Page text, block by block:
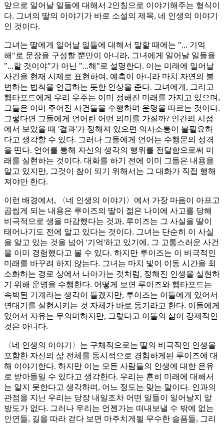
앞으로 일어날 일들에 대해서 2인칭으로 이야기해주는 형식이
다. 그녀의 딸의 이야기가 바로 소설의 제목, 네 인생의 이야기
인 것이다.
그녀는 딸에게 일어날 일들에 대해서 말할 때에는 "... 기억
해"로 문장을 구성할 뿐만이 아니라, 그녀에게 일어날 일들을
"...할 것이야"가 아닌 "...해"로 설명한다. 이는 미래에 일어날
사건을 현재 시제로 표현하여, 예측이 아니라 마치 자연의 불
변하는 법칙을 언급하는 듯한 인상을 준다. 그녀에게, 그리고
헵타포드에게 우리 우주는 이미 정해진 미래를 가지고 있으며,
그들은 이미 주어진 사건들을 수행하며 운명을 따르는 것이다.
그렇다면 그들에게 언어란 어떤 의미를 가질까? 인간의 시점
에서 보았을 때 '결과'가 정해져 있으면 의사소통이 불필요하
다고 생각할 수 있다. 그러나 그들에게 언어는 수행문의 성격
을 띤다. 언어를 통해 자신의 생각의 행위를 전달함으로써 미
래를 실현하는 것이다. 대화를 하기 전에 이미 그들은 내용을
알고 있지만, 그것이 참이 되기 위해서는 그 대화가 직접 행해
져야만 한다.
이런 배경에서, 〈네 인생의 이야기〉에서 가장 마음이 아프고
곱씹게 되는 내용은 루이즈의 딸이 젊은 나이에 사고를 당해
비극적으로 생을 마감했다는 것과, 루이즈는 그 사실을 딸이
태어나기도 전에 알고 있다는 것이다. 그녀는 단순히 이 사실
을 알고 있는 것을 넘어 '기억'하고 있기에, 그 고통스러운 사건
을 이미 경험했다고 볼 수 있다. 하지만 루이즈는 이 비극적인
미래를 바꾸려 하지 않는다. 그녀는 마치 빛이 이동 시간을 최
소화하는 경로 상에서 나아가는 것처럼, 정해진 인생을 실현하
기 위해 운명을 수행한다. 어떻게 보면 루이즈와 헵타포드는
속박된 기계라는 생각이 들겠지만, 루이즈는 이들에게 있어서
연대기를 실현시키는 것 자체가 바로 동기라고 한다. 이들에게
있어서 자유는 무의미하지만, 그렇다고 이돌의 삶이 강제적인
것은 아니다.
〈네 인생의 이야기〉는 구체적으로는 딸의 비극적인 인생을
포함한 자신의 삶 전체를 동시적으로 경험하게된 루이즈에 대
해 이야기한다. 하지만 이는 모든 사람들의 인생에 대한 은유
로 받아들일 수 있다고 생각한다. 우리는 흔히 미래에 대해서
는 알지 못한다고 생각하며, 어느 정도는 맞는 말이다. 인과의
관점을 지닌 우리는 당장 내일조차 어떤 일들이 일어날지 알
방도가 없다. 그러나 우리는 언젠가는 떠내보낼 수 밖에 없는
인연들, 길을 따라 걷다 보면 마주치게될 무수한 슬픔들, 그리